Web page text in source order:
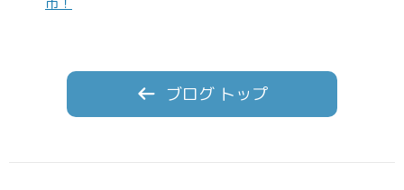
ブログ トップ